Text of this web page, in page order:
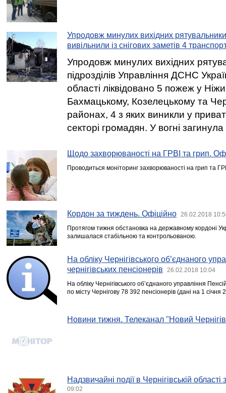
Упродовж минулих вихідних
вивільнили із снігових заметів 4
Упродовж минулих вихідних
підрозділів Управління ДСНС
області ліквідовано 5 пожеж у
Бахмацькому, Козелецькому та
районах, 4 з яких виникли у
секторі громадян. У вогні
Щодо захворюваності на ГРВІ та грип.
Проводиться моніторинг захворюваності на грип та
Кордон за тиждень. Офіційно 26.02.2018
Протягом тижня обстановка на державному кордоні
залишалася стабільною та контрольованою.
На обліку Чернігівського об’єднаного
чернігівських пенсіонерів
26.02.2018 10:04
На обліку Чернігівського об’єднаного управління
по місту Чернігову 78 392 пенсіонерів (дані на 1 січня
Новини тижня. Телеканал "Новий
Надзвичайні події в Чернігівській
09:02